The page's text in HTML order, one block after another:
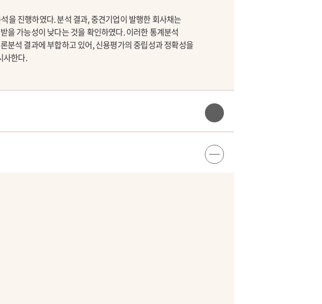
을 진행하였다. 분석 결과, 중견기업이 발행한 회사채는
을 가능성이 낮다는 것을 확인하였다. 이러한 통계분석
분석 결과에 부합하고 있어, 신용평가의 중립성과 정확성을
사한다.